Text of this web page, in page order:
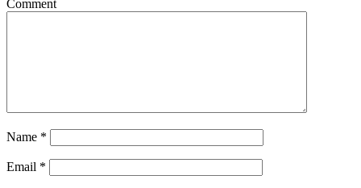
Comment
Name *
Email *